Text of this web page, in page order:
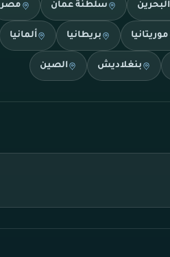
البحرين سلطنة عمان مصر
موريتانيا بريطانيا ألمانيا
بنغلاديش الصين